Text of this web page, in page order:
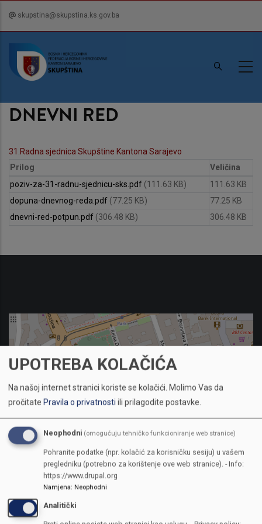
content
skupstina@skupstina.ks.gov.ba
DNEVNI RED
31.Radna sjednica Skupštine Kantona Sarajevo
Prilog
Veličina
poziv-za-31-radnu-sjednicu-sks.pdf (111.63 KB)
111.63 KB
dopuna-dnevnog-reda.pdf (77.25 KB)
77.25 KB
dnevni-red-potpun.pdf (306.48 KB) 306.48 KB
KONTAKTI
UPOTREBA KOLAČIĆA
Na našoj internet stranici koriste se kolačići. Molimo Vas da
pročitate Pravila o privatnostiili prilagodite postavke.
Neophodni (omogućuju tehničko funkcioniranje web stranice)
Pohranite podatke (npr. kolačić za korisničku sesiju) u vašem
pregledniku (potrebno za korištenje ove web stranice). - Info:
https://www.drupal.org
Namjena: Neophodni
Analitički